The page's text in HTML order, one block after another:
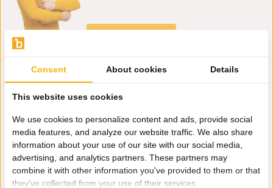
klantenservice@bazaaronline.nl
Ontvang de nieuwste aanbiedingen en promoties. We zullen
je niet spammen, beloofd.
Consent About cookies Details
This website uses cookies
We use cookies to personalize content and ads, provide social
media features, and analyze our website traffic. We also share
information about your use of our site with our social media,
advertising, and analytics partners. These partners may
combine it with other information you've provided to them or that
they've collected from your use of their services.